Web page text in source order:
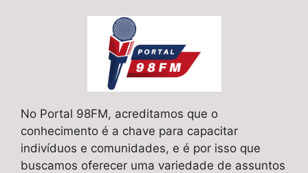
No Portal 98FM, acreditamos que o
conhecimento é a chave para capacitar
indivíduos e comunidades, e é por isso que
buscamos oferecer uma variedade de assuntos